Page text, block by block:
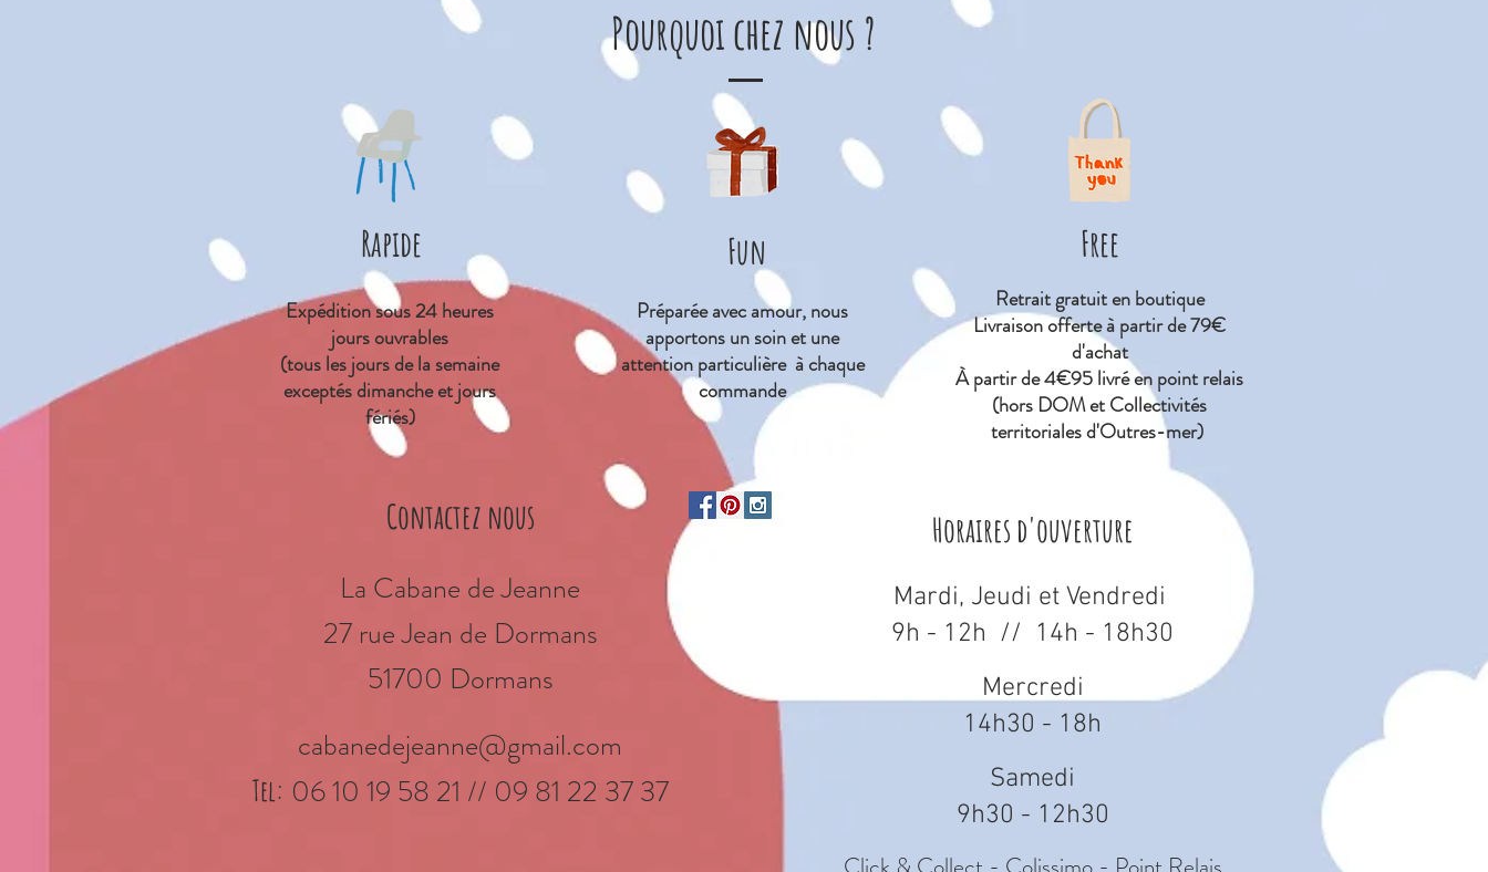
Pourquoi chez nous ?
Rapide
Expédition sous 24 heures
jours ouvrables
(tous les jours de la semaine
exceptés dimanche et jours
fériés)
Fun
Préparée avec amour, nous
apportons un soin et une
attention particulière à chaque
commande
Free
Retrait gratuit en boutique
Livraison offerte à partir de 79€
d'achat
Àpartir de 4€95 livré en point relais
(hors DOM et Collectivités
territoriales d'Outres-mer)
Contactez nous
La Cabane de Jeanne
27 rue Jean de Dormans
51700 Dormans
cabanedejeanne@gmail.com
Tel: 06 10 19 58 21 // 09 81 22 37 37
Horaires d'ouverture
Mardi, Jeudi et Vendredi
9h - 12h // 14h - 18h30
Mercredi
14h30 - 18h
Samedi
9h30 - 12h30